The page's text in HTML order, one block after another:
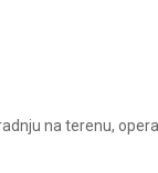
na terenu,